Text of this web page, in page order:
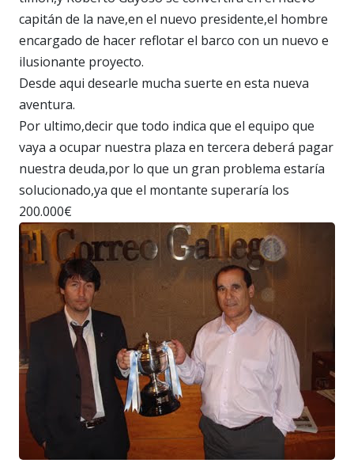
capitán de la nave,en el nuevo presidente,el hombre
encargado de hacer reflotar el barco con un nuevo e
ilusionante proyecto.
Desde aqui desearle mucha suerte en esta nueva
aventura.
Por ultimo,decir que todo indica que el equipo que
vaya a ocupar nuestra plaza en tercera deberá pagar
nuestra deuda,por lo que un gran problema estaría
solucionado,ya que el montante superaría los
200.000€